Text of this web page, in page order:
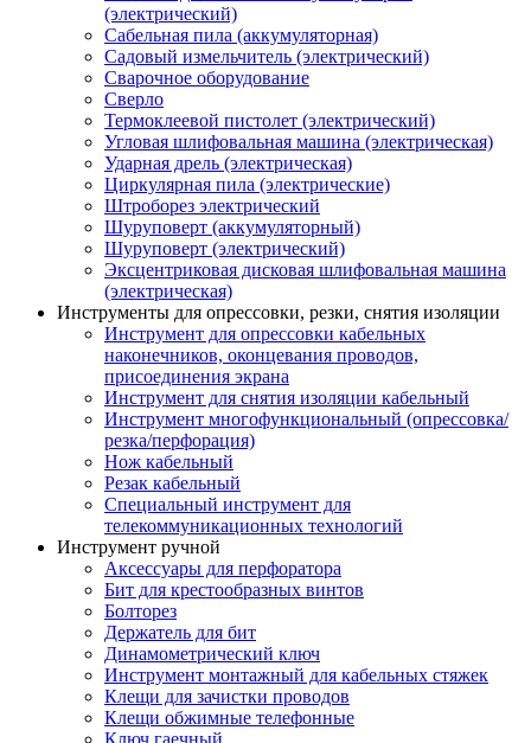
(электрический)
Сабельная пила (аккумуляторная)
Садовый измельчитель (электрический)
Сварочное оборудование
Сверло
Термоклеевой пистолет (электрический)
Угловая шлифовальная машина (электрическая)
Ударная дрель (электрическая)
Циркулярная пила (электрические)
Штроборез электрический
Шуруповерт (аккумуляторный)
Шуруповерт (электрический)
Эксцентриковая дисковая шлифовальная машина
(электрическая)
Инструменты для опрессовки, резки, снятия изоляции
Инструмент для опрессовки кабельных
наконечников, оконцевания проводов,
присоединения экрана
Инструмент для снятия изоляции кабельный
Инструмент многофункциональный (опрессовка/
резка/перфорация)
Нож кабельный
Резак кабельный
Специальный инструмент для
телекоммуникационных технологий
Инструмент ручной
Аксессуары для перфоратора
Бит для крестообразных винтов
Болторез
Держатель для бит
Динамометрический ключ
Инструмент монтажный для кабельных стяжек
Клещи для зачистки проводов
Клещи обжимные телефонные
Ключ гаечный